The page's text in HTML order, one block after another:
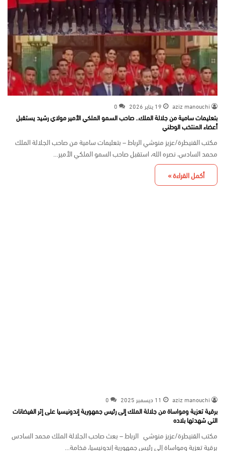
aziz manouchi 19 يناير 2026 0
بتعليمات سامية من جلالة الملك.. صاحب السمو الملكي الأمير مولاي رشيد يستقبل
أعضاء المنتخب الوطني
مكتب القنيطرة/عزيز منوشي الرباط – بتعليمات سامية من صاحب الجلالة الملك
محمد السادس، نصره الله، استقبل صاحب السمو الملكي الأمير…
أكمل القراءة »
aziz manouchi 11 ديسمبر 2025 0
برقية تعزية ومواساة من جلالة الملك إلى رئيس جمهورية إندونيسيا على إثر الفيضانات
التي شهدتها بلاده
مكتب القنيطرة/عزيز منوشي الرباط – بعث صاحب الجلالة الملك محمد السادس
برقية تعزية ومواساة إلى رئيس جمهورية إندونيسيا، فخامة…